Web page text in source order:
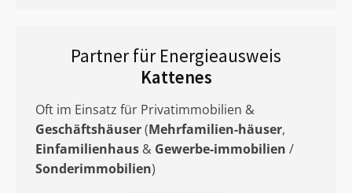
Partner für Energieausweis
Kattenes
Oft im Einsatz für Privatimmobilien &
Geschäftshäuser(Mehrfamilien-häuser,
Einfamilienhaus & Gewerbe-immobilien /
Sonderimmobilien)